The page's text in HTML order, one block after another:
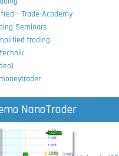
- Trade-Academy
Seminars
trading
NanoTrader